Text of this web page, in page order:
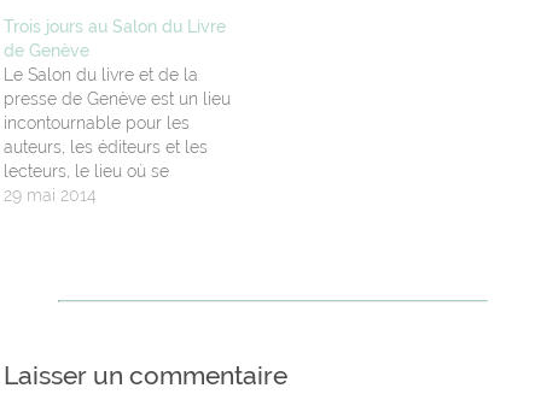
Trois jours au Salon du Livre
de Genève
Le Salon du livre et de la
presse de Genève est un lieu
incontournable pour les
auteurs, les éditeurs et les
lecteurs, le lieu où se
réunissent tous les
29 mai 2014
Laisser un commentaire